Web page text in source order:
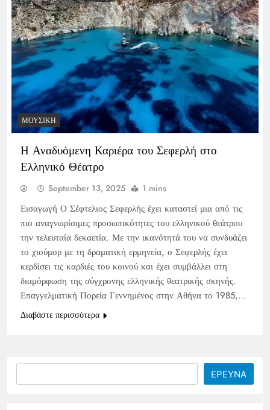
ΜΟΥΣΙΚΉ
Η Αναδυόμενη Καριέρα του Σεφερλή στο
Ελληνικό Θέατρο
September 13, 2025 1 mins
Εισαγωγή Ο Σέφτελιος Σεφερλής έχει καταστεί μια από τις
πιο αναγνωρίσιμες προσωπικότητες του ελληνικού θεάτρου
την τελευταία δεκαετία. Με την ικανότητά του να συνδυάζει
το χιούμορ με τη δραματική ερμηνεία, ο Σεφερλής έχει
κερδίσει τις καρδιές του κοινού και έχει συμβάλλει στη
διαμόρφωση της σύγχρονης ελληνικής θεατρικής σκηνής.
Επαγγελματική Πορεία Γεννημένος στην Αθήνα το 1985,…
Διαβάστε περισσότερα
ΕΡΕΥΝΑ